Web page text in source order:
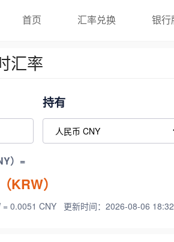
首页 汇率兑换 银行
汇率
持有
）=
KRW）
= 0.0051 CNY 更新时间：2026-08-06